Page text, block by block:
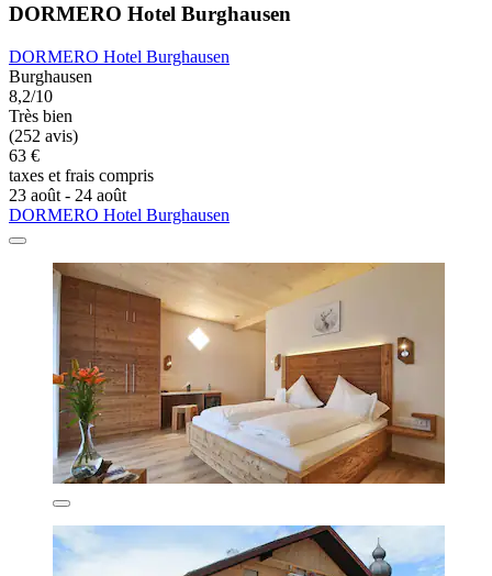
DORMERO Hotel Burghausen
DORMERO Hotel Burghausen
Burghausen
8,2/10
Très bien
(252 avis)
63 €
taxes et frais compris
23 août - 24 août
DORMERO Hotel Burghausen